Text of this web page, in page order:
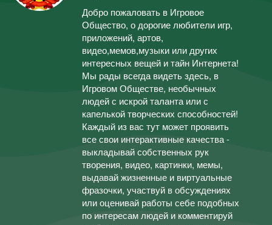
Добро пожаловать в Игровое
Общество, о дорогие любители игр,
приложений, артов,
видео,мемов,музыки или других
интересных вещей и тайн Интернета!
Мы рады всегда видеть здесь, в
Игровом Обществе, необычных
людей с искрой таланта или с
капелькой творческих способностей!
Каждый из вас тут может проявить
все свои интерактивные качества -
выкладывай собственных рук
творения, видео, картинки, мемы,
выдавай жизненные и виртуальные
фразочки, участвуй в обсуждениях
или оценивай работы себе подобных
по интересам людей и комментируй